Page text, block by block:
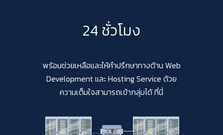
24 ชั่วโมง
พร้อมช่วยเหลือและให้คำปรึกษาทางด้าน Web
Development และ Hosting Service ด้วย
ความเต็มใจสามารถเข้ากลุ่มได้ ที่นี่